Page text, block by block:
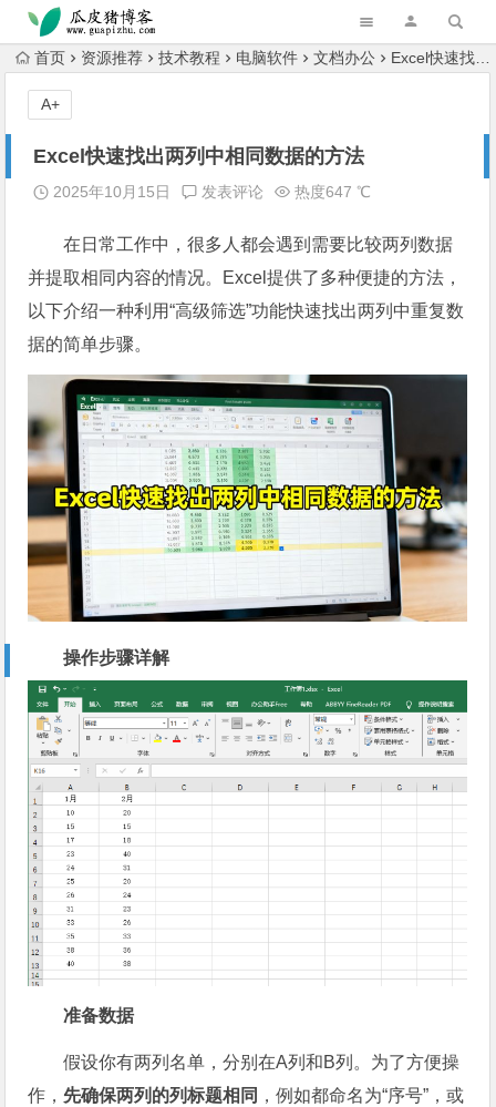
跳转到主内容
首页 资源推荐 技术教程 电脑软件 文档办公 Excel快速找出两列中相同数据的方法
Excel快速找出两列中相同数据的方法
2025年10月15日 发表评论 热度647 ℃
在日常工作中，很多人都会遇到需要比较两列数据
并提取相同内容的情况。Excel提供了多种便捷的方法，
以下介绍一种利用“高级筛选”功能快速找出两列中重复数
据的简单步骤。
操作步骤详解
准备数据
假设你有两列名单，分别在A列和B列。为了方便操
作， 先确保两列的列标题相同 ，例如都命名为“序号”，或
A+